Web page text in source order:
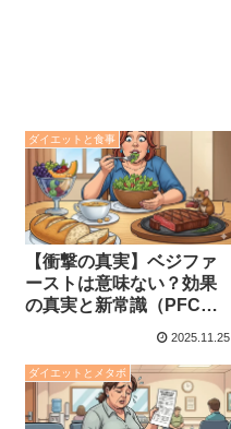
ダイエットと食事
【衝撃の真実】ベジファ
ーストは意味ない？効果
の真実と新常識（PFCフ
2025.11.25
ダイエットとメタボ